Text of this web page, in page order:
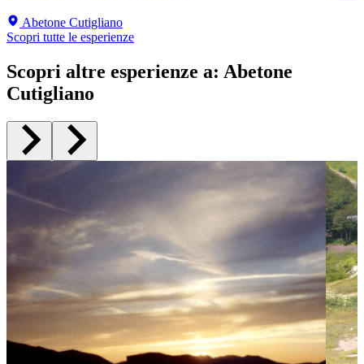
Abetone Cutigliano
Scopri tutte le esperienze
Scopri altre esperienze a: Abetone
Cutigliano